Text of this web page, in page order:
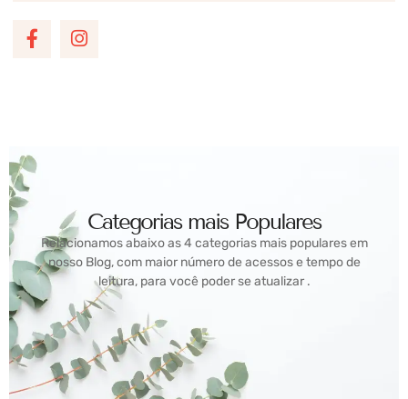
Categorias mais Populares
Relacionamos abaixo as 4 categorias mais populares em
nosso Blog, com maior número de acessos e tempo de
leitura, para você poder se atualizar .